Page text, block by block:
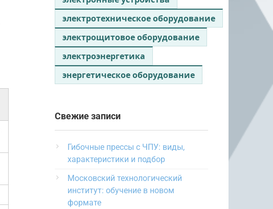
электротехническое оборудование
электрощитовое оборудование
электроэнергетика
энергетическое оборудование
Свежие записи
Гибочные прессы с ЧПУ: виды,
характеристики и подбор
Московский технологический
институт: обучение в новом
формате